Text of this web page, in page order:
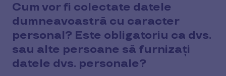
Cum vor fi colectate datele
dumneavoastră cu caracter
personal? Este obligatoriu ca dvs.
sau alte persoane să furnizați
datele dvs. personale?